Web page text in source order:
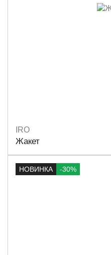
Размеры
IRO
Жакет
НОВИНКА -30%